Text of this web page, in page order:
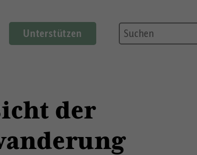
Suche
Unterstützen
der